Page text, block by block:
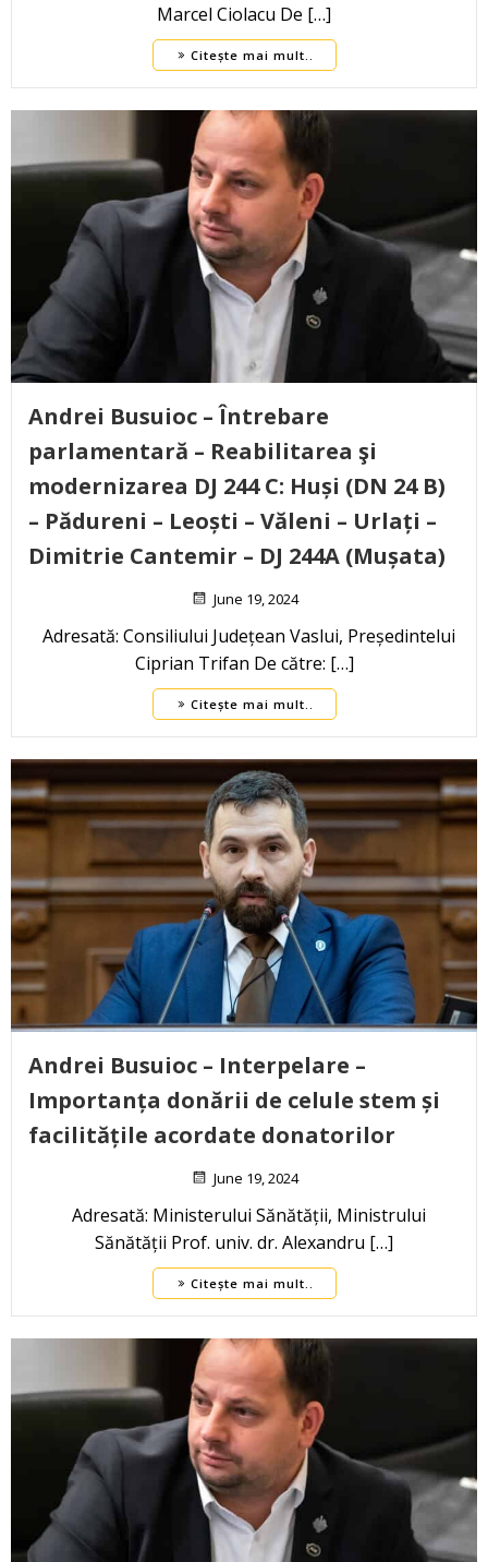
Marcel Ciolacu De […]
Citește mai mult..
Andrei Busuioc – Întrebare
parlamentară – Reabilitarea şi
modernizarea DJ 244 C: Huși (DN 24 B)
– Pădureni – Leoști – Văleni – Urlați –
Dimitrie Cantemir – DJ 244A (Mușata)
June 19, 2024
Adresată: Consiliului Județean Vaslui, Președintelui
Ciprian Trifan De către: […]
Citește mai mult..
Andrei Busuioc – Interpelare –
Importanța donării de celule stem și
facilitățile acordate donatorilor
June 19, 2024
Adresată: Ministerului Sănătății, Ministrului
Sănătății Prof. univ. dr. Alexandru […]
Citește mai mult..